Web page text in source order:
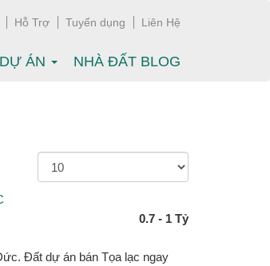
Hỗ Trợ Tuyển dụng Liên Hệ
DỰ ÁN NHÀ ĐẤT BLOG
0.7 - 1 Tỷ
Đất dự án bán Tọa lạc ngay